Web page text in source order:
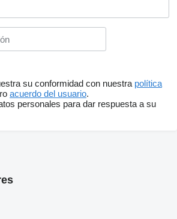
su conformidad con nuestra política
acuerdo del usuario.
personales para dar respuesta a su